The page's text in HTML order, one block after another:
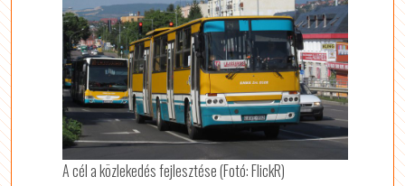
A cél a közlekedés fejlesztése (Fotó: FlickR)